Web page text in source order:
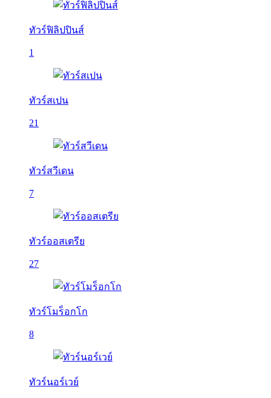
ทัวร์ฟิลิปปินส์
1
ทัวร์สเปน
21
ทัวร์สวีเดน
7
ทัวร์ออสเตรีย
27
ทัวร์โมร็อกโก
8
ทัวร์นอร์เวย์